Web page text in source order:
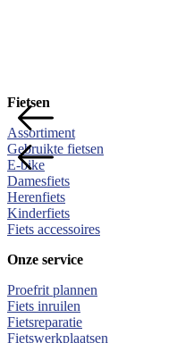
Fietsen
Assortiment
Gebruikte fietsen
E-bike
Damesfiets
Herenfiets
Kinderfiets
Fiets accessoires
Onze service
Proefrit plannen
Fiets inruilen
Fietsreparatie
Fietswerkplaatsen